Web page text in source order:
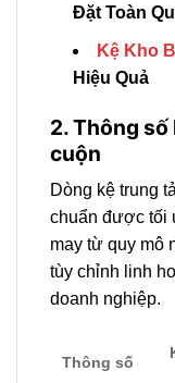
Đặt Toàn
Kệ Kho
Hiệu Quả
2. Thông số
cuộn
Dòng kệ trung
chuẩn được tối
may từ quy mô
tùy chỉnh linh
doanh nghiệp.
Thông số